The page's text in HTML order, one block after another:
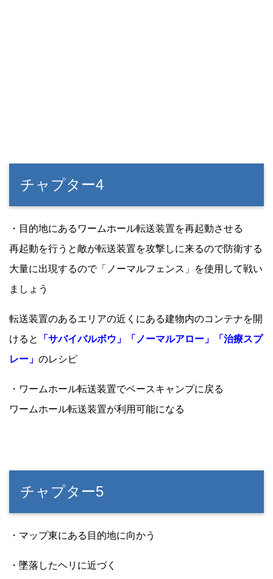
チャプター4
・目的地にあるワームホール転送装置を再起動させる
再起動を行うと敵が転送装置を攻撃しに来るので防衛する
大量に出現するので「ノーマルフェンス」を使用して戦い
ましょう
転送装置のあるエリアの近くにある建物内のコンテナを開
けると
「サバイバルボウ」「ノーマルアロー」「治療スプ
レー」 のレシピ
・ワームホール転送装置でベースキャンプに戻る
ワームホール転送装置が利用可能になる
チャプター5
・マップ東にある目的地に向かう
・墜落したヘリに近づく